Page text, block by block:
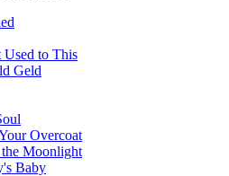
to This
Geld
Overcoat
Moonlight
Baby